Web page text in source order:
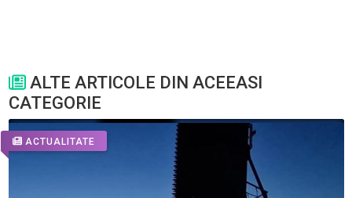
ALTE ARTICOLE DIN ACEEASI
CATEGORIE
ACTUALITATE